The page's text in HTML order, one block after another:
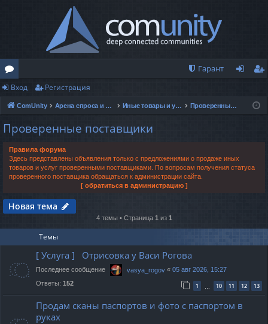
о
ру
м
ы
Гарант
ис
ия
Вход Регистрация
ComUnity Арена спроса и предложений Иные товары и услуги Проверенные поставщики
Проверенные поставщики
Правила форума
Здесь представлены объявления только с предложениями о продаже иных
товаров и услуг проверенными поставщиками. По вопросам получения статуса
проверенного поставщика обращаться к администрации сайта.
[ обратиться в администрацию ]
Новая тема
4 темы • Страница 1 из 1
Темы
[ Услуга ] Отрисовка у Васи Рогова
Последнее сообщение vasya_rogov « 05 авг 2026, 15:27
Ответы: 152 1 … 10 11 12 13
Продам сканы паспортов и фото с паспортом в
руках